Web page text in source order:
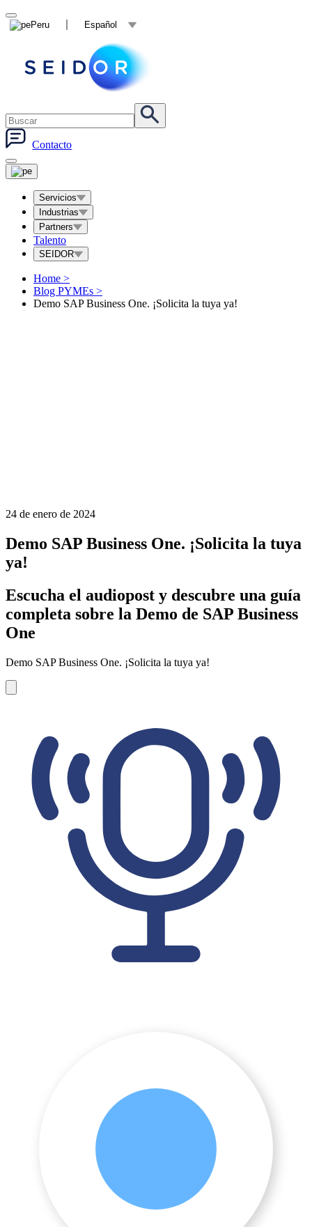
Peru Español
Contacto
Servicios
Industrias
Partners
Talento
SEIDOR
Home >
Blog PYMEs >
Demo SAP Business One. ¡Solicita la tuya ya!
24 de enero de 2024
Demo SAP Business One. ¡Solicita la tuya
ya!
Escucha el audiopost y descubre una guía
completa sobre la Demo de SAP Business
One
Demo SAP Business One. ¡Solicita la tuya ya!